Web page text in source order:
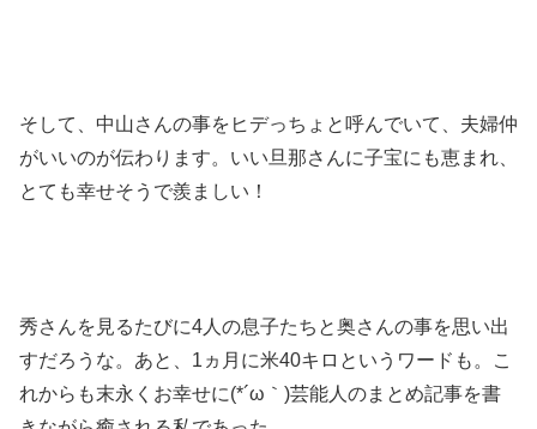
そして、中山さんの事をヒデっちょと呼んでいて、夫婦仲
がいいのが伝わります。いい旦那さんに子宝にも恵まれ、
とても幸せそうで羨ましい！
秀さんを見るたびに4人の息子たちと奥さんの事を思い出
すだろうな。あと、1ヵ月に米40キロというワードも。こ
れからも末永くお幸せに(*´ω｀)芸能人のまとめ記事を書